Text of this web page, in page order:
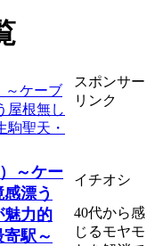
～ケー
漂う
魅力的
駅～
スポンサー
リンク
イチオシ
40代から感
じるモヤモ